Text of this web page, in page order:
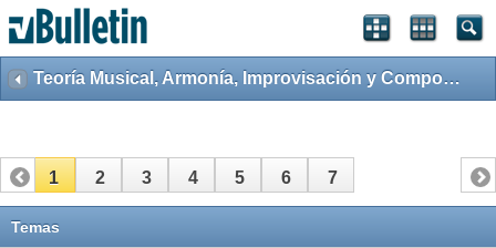
Teoría Musical, Armonía, Improvisación y Composición
1 2 3 4 5 6 7
Temas